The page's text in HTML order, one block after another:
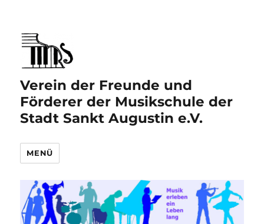
Verein der Freunde und
Förderer der Musikschule der
Stadt Sankt Augustin e.V.
MENÜ